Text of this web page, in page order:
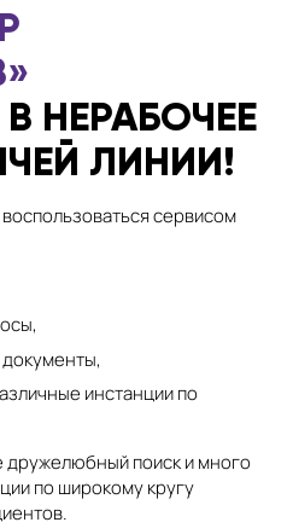
НЕРАБОЧЕЕ
ЛИНИИ!
сервисом
инстанции по
дружелюбный поиск и много
по широкому кругу